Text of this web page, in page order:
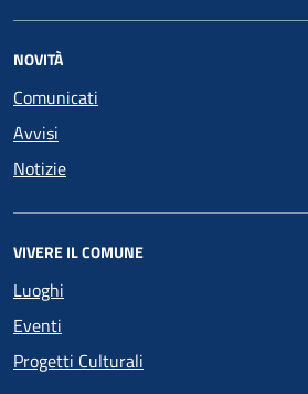
NOVITÀ
Comunicati
Avvisi
Notizie
VIVERE IL COMUNE
Luoghi
Eventi
Progetti Culturali